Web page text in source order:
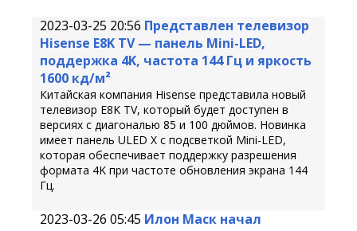
2023-03-25 20:56 Представлен телевизор
Hisense E8K TV — панель Mini-LED,
поддержка 4K, частота 144 Гц и яркость
1600 кд/м²
Китайская компания Hisense представила новый
телевизор E8K TV, который будет доступен в
версиях с диагональю 85 и 100 дюймов. Новинка
имеет панель ULED X с подсветкой Mini-LED,
которая обеспечивает поддержку разрешения
формата 4K при частоте обновления экрана 144
Гц.
2023-03-26 05:45 Илон Маск начал